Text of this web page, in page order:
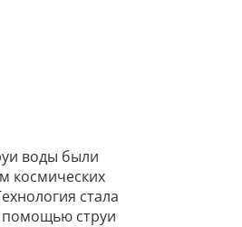
воды были
космических
стала
помощью струи